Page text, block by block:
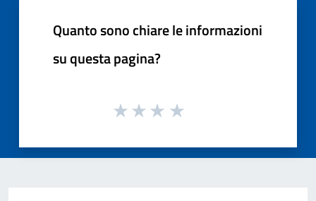
Quanto sono chiare le informazioni
su questa pagina?